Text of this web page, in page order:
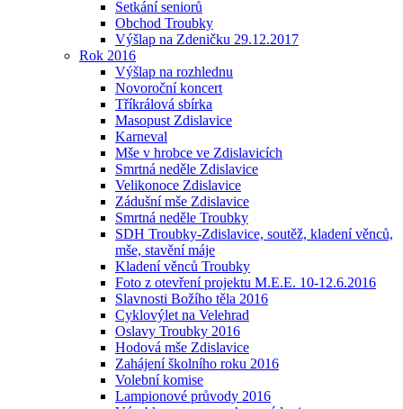
Setkání seniorů
Obchod Troubky
Výšlap na Zdeničku 29.12.2017
Rok 2016
Výšlap na rozhlednu
Novoroční koncert
Tříkrálová sbírka
Masopust Zdislavice
Karneval
Mše v hrobce ve Zdislavicích
Smrtná neděle Zdislavice
Velikonoce Zdislavice
Zádušní mše Zdislavice
Smrtná neděle Troubky
SDH Troubky-Zdislavice, soutěž, kladení věnců,
mše, stavění máje
Kladení věnců Troubky
Foto z otevření projektu M.E.E. 10-12.6.2016
Slavnosti Božího těla 2016
Cyklovýlet na Velehrad
Oslavy Troubky 2016
Hodová mše Zdislavice
Zahájení školního roku 2016
Volební komise
Lampionové průvody 2016